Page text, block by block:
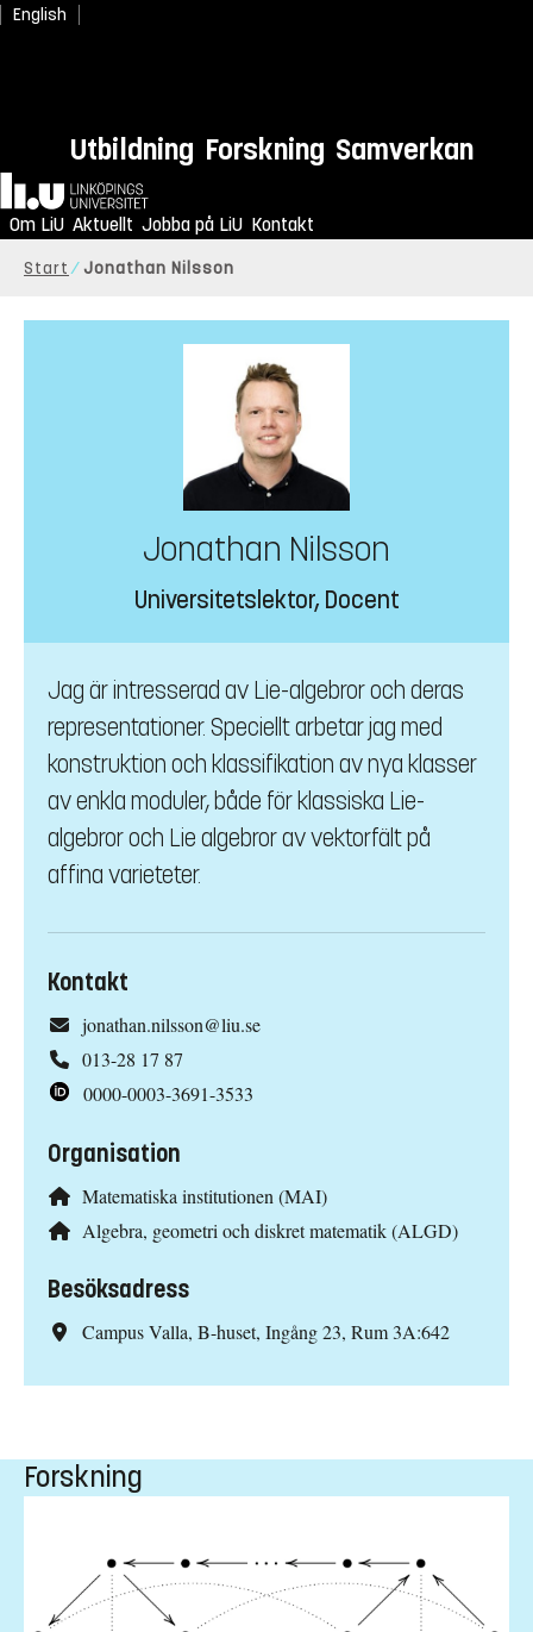
English
Utbildning Forskning Samverkan
Hem
Om LiU Aktuellt Jobba på LiU Kontakt
Start Jonathan Nilsson
Jonathan Nilsson
Universitetslektor, Docent
Jag är intresserad av Lie-algebror och deras
representationer. Speciellt arbetar jag med
konstruktion och klassifikation av nya klasser
av enkla moduler, både för klassiska Lie-
algebror och Lie algebror av vektorfält på
affina varieteter.
Kontakt
jonathan.nilsson@liu.se
013-28 17 87
0000-0003-3691-3533
Organisation
Matematiska institutionen (MAI)
Algebra, geometri och diskret matematik (ALGD)
Besöksadress
Campus Valla, B-huset, Ingång 23, Rum 3A:642
Forskning